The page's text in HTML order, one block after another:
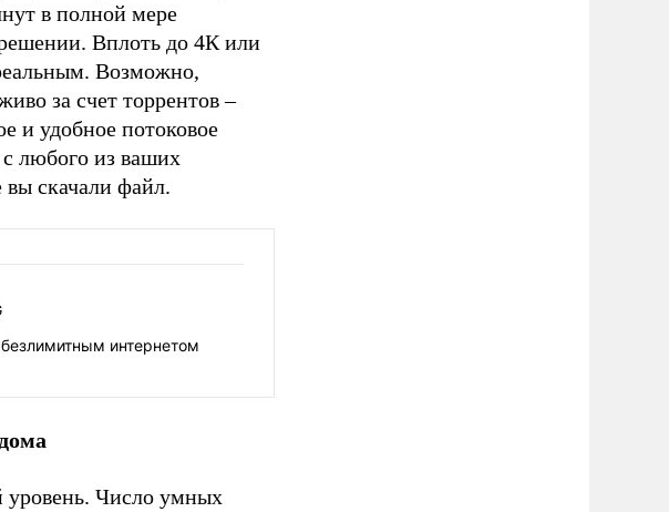
в полной мере
Вплоть до 4К или
Возможно,
за счет торрентов –
и удобное потоковое
с любого из ваших
вы скачали файл.
интернетом
Число умных